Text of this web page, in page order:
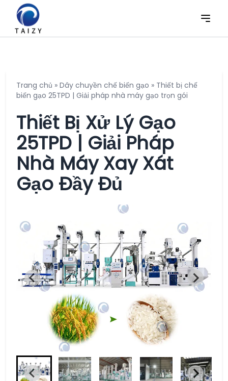
Trang chủ » Dây chuyền chế biến gạo » Thiết bị chế
biến gạo 25TPD | Giải pháp nhà máy gạo trọn gói
Thiết Bị Xử Lý Gạo
25TPD | Giải Pháp
Nhà Máy Xay Xát
Gạo Đầy Đủ